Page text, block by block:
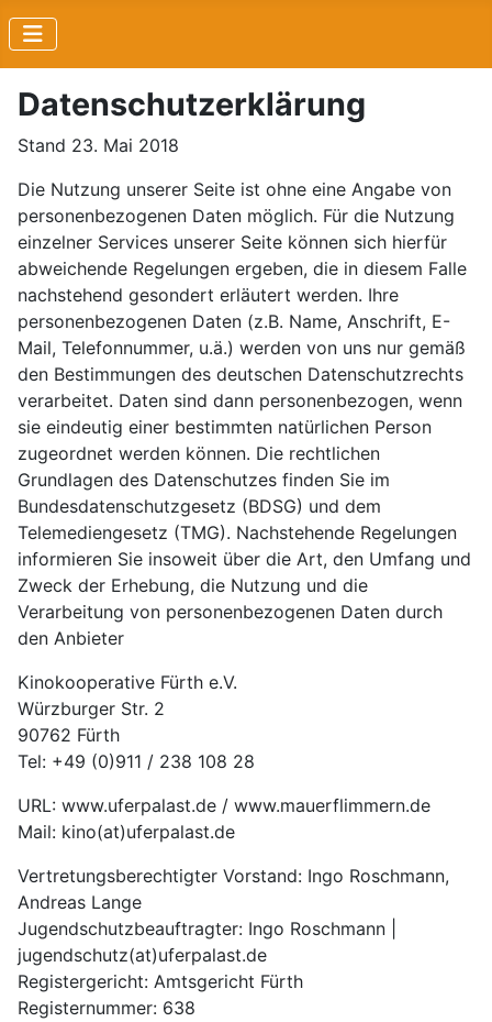
Datenschutzerklärung
Stand 23. Mai 2018
Die Nutzung unserer Seite ist ohne eine Angabe von
personenbezogenen Daten möglich. Für die Nutzung
einzelner Services unserer Seite können sich hierfür
abweichende Regelungen ergeben, die in diesem Falle
nachstehend gesondert erläutert werden. Ihre
personenbezogenen Daten (z.B. Name, Anschrift, E-
Mail, Telefonnummer, u.ä.) werden von uns nur gemäß
den Bestimmungen des deutschen Datenschutzrechts
verarbeitet. Daten sind dann personenbezogen, wenn
sie eindeutig einer bestimmten natürlichen Person
zugeordnet werden können. Die rechtlichen
Grundlagen des Datenschutzes finden Sie im
Bundesdatenschutzgesetz (BDSG) und dem
Telemediengesetz (TMG). Nachstehende Regelungen
informieren Sie insoweit über die Art, den Umfang und
Zweck der Erhebung, die Nutzung und die
Verarbeitung von personenbezogenen Daten durch
den Anbieter
Kinokooperative Fürth e.V.
Würzburger Str. 2
90762 Fürth
Tel: +49 (0)911 / 238 108 28
URL: www.uferpalast.de / www.mauerflimmern.de
Mail: kino(at)uferpalast.de
Vertretungsberechtigter Vorstand: Ingo Roschmann,
Andreas Lange
Jugendschutzbeauftragter: Ingo Roschmann |
jugendschutz(at)uferpalast.de
Registergericht: Amtsgericht Fürth
Registernummer: 638